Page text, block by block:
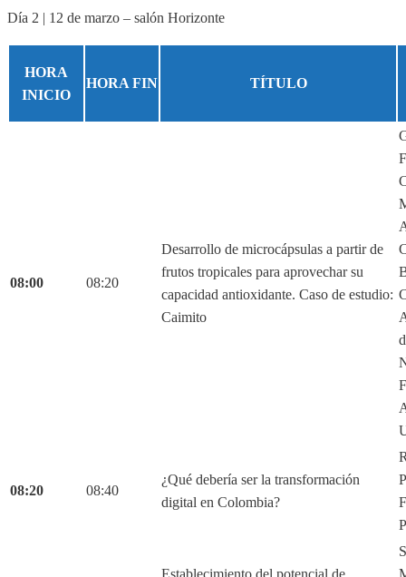
Día 2 | 12 de marzo – salón Horizonte
HORA
INICIO
HORA FIN TÍTULO
08:00 08:20
Desarrollo de microcápsulas a partir de
frutos tropicales para aprovechar su
capacidad antioxidante. Caso de estudio:
Caimito
08:20 08:40
¿Qué debería ser la transformación
digital en Colombia?
Establecimiento del potencial de